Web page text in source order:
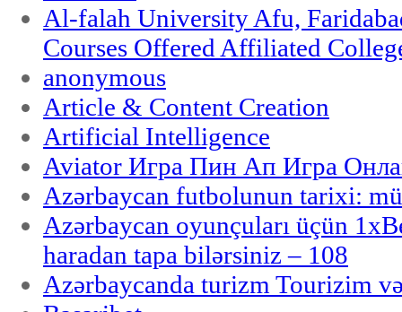
Al-falah University Afu,
Courses Offered Affiliated
anonymous
Article & Content Creation
Artificial Intelligence
Aviator Игра Пин Ап Игра
Azərbaycan futbolunun tarixi:
Azərbaycan oyunçuları üçün
haradan tapa bilərsiniz – 108
Azərbaycanda turizm Tourizim